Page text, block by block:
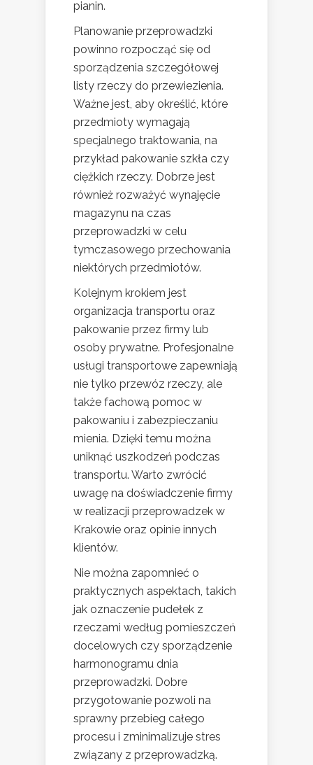
pianin.
Planowanie przeprowadzki
powinno rozpocząć się od
sporządzenia szczegółowej
listy rzeczy do przewiezienia.
Ważne jest, aby określić, które
przedmioty wymagają
specjalnego traktowania, na
przykład pakowanie szkła czy
ciężkich rzeczy. Dobrze jest
również rozważyć wynajęcie
magazynu na czas
przeprowadzki w celu
tymczasowego przechowania
niektórych przedmiotów.
Kolejnym krokiem jest
organizacja transportu oraz
pakowanie przez firmy lub
osoby prywatne. Profesjonalne
usługi transportowe zapewniają
nie tylko przewóz rzeczy, ale
także fachową pomoc w
pakowaniu i zabezpieczaniu
mienia. Dzięki temu można
uniknąć uszkodzeń podczas
transportu. Warto zwrócić
uwagę na doświadczenie firmy
w realizacji przeprowadzek w
Krakowie oraz opinie innych
klientów.
Nie można zapomnieć o
praktycznych aspektach, takich
jak oznaczenie pudełek z
rzeczami według pomieszczeń
docelowych czy sporządzenie
harmonogramu dnia
przeprowadzki. Dobre
przygotowanie pozwoli na
sprawny przebieg całego
procesu i zminimalizuje stres
związany z przeprowadzką.